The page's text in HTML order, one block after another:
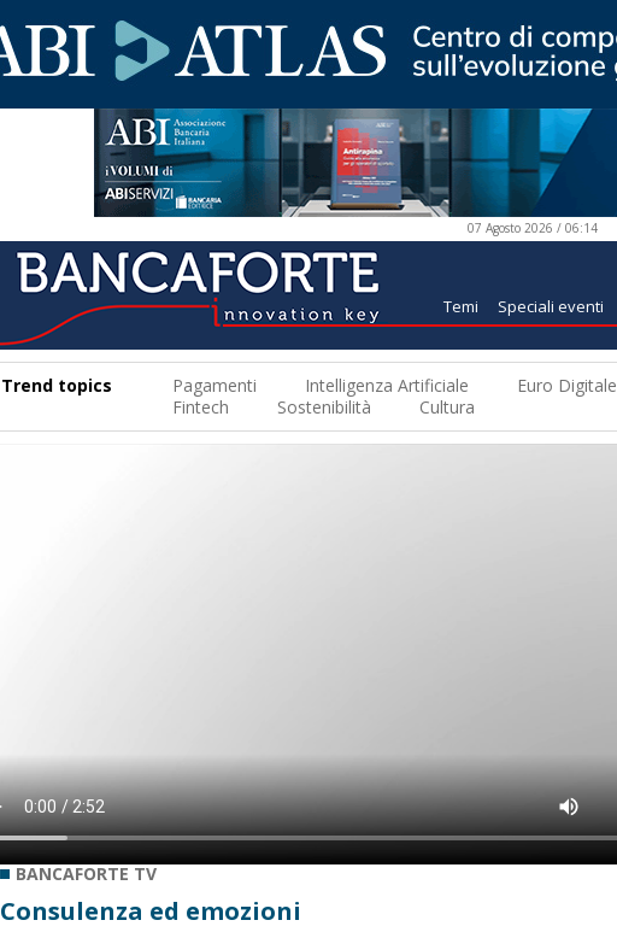
07 Agosto 2026 / 06:14
Temi Speciali eventi
Trend topics Pagamenti Intelligenza Artificiale Euro Digitale
Fintech
Sostenibilità Cultura
BANCAFORTE TV
Consulenza ed emozioni